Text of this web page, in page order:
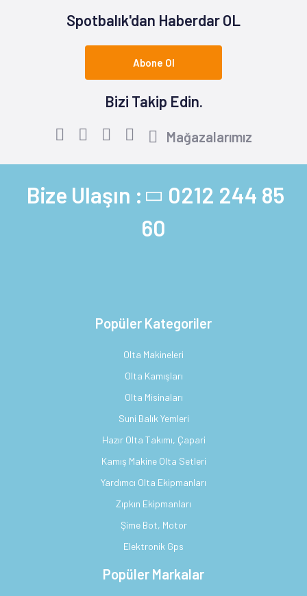
Spotbalık'dan Haberdar OL
Abone Ol
Bizi Takip Edin.
Mağazalarımız
Bize Ulaşın : 0212 244 85
60
Popüler Kategoriler
Olta Makineleri
Olta Kamışları
Olta Misinaları
Suni Balık Yemleri
Hazır Olta Takımı, Çapari
Kamış Makine Olta Setleri
Yardımcı Olta Ekipmanları
Zıpkın Ekipmanları
Şime Bot, Motor
Elektronik Gps
Popüler Markalar